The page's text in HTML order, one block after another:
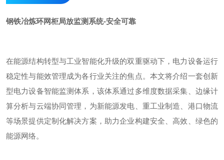
钢铁冶炼环网柜局放监测系统-安全可靠
在能源结构转型与工业智能化升级的双重驱动下，电力设备运行
稳定性与能效管理成为各行业关注的焦点。本文将介绍一套创新
型电力设备智能监测体系，该体系通过多维度数据采集、边缘计
算分析与云端协同管理，为新能源发电、重工业制造、港口物流
等场景提供定制化解决方案，助力企业构建安全、高效、绿色的
能源网络。